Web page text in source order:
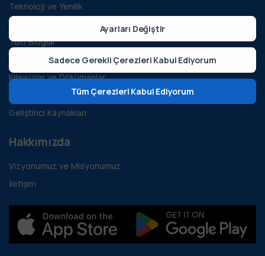
Teknoloji ve Yenilik
Sürdürülebilirlik ve Yeşil Enerji
Tüm Bloglar
Vaka İncelemeleri
Kılavuzlar ve Dökümanlar
Geliştirici Kaynakları
Hakkımızda
Vizyonumuz ve Misyonumuz
İletişim
Ayarları Değiştir
Sadece Gerekli Çerezleri Kabul Ediyorum
Tüm Çerezleri Kabul Ediyorum